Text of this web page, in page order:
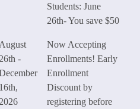
Students: June
26th- You save $50
August
26th -
16th,
2026
Now Accepting
Enrollments! Early
Enrollment
Discount by
registering before